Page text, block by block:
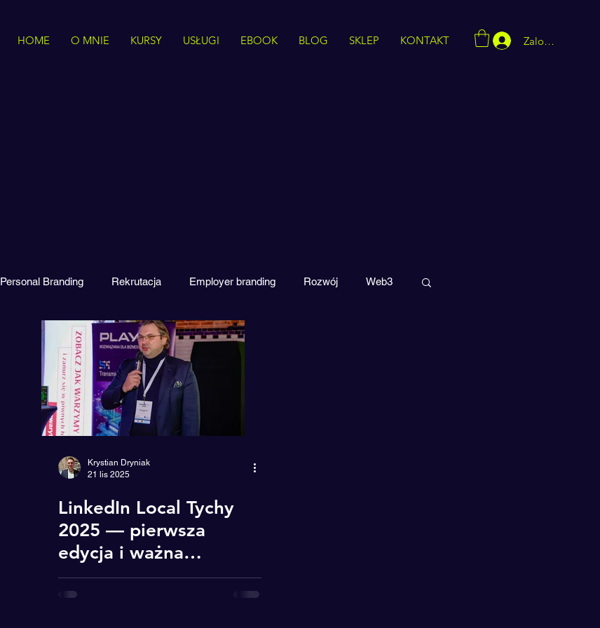
HOME O MNIE KURSY USŁUGI EBOOK BLOG SKLEP KONTAKT Zaloguj się
Personal Branding Rekrutacja Employer branding Rozwój Web3
Mindset CH.AI.NGE
Krystian Dryniak
21 lis 2025
LinkedIn Local Tychy
2025 — pierwsza
edycja i ważna
rozmowa o przyszłości